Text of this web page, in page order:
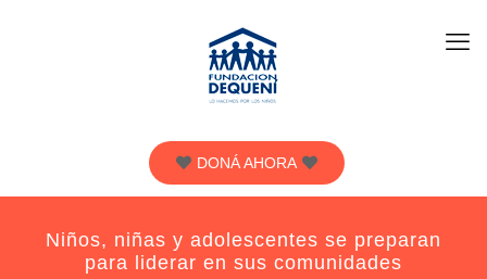
DONÁ AHORA
Niños, niñas y adolescentes se preparan
para liderar en sus comunidades